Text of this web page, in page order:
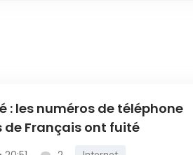
: les numéros de téléphone
de Français ont fuité